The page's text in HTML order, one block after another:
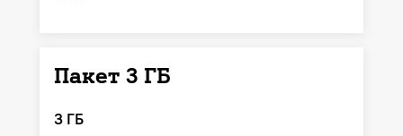
Пакет 3 ГБ
3 ГБ